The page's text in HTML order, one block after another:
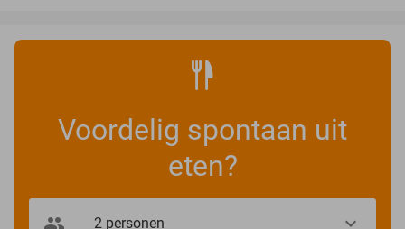
Voordelig spontaan uit
eten?